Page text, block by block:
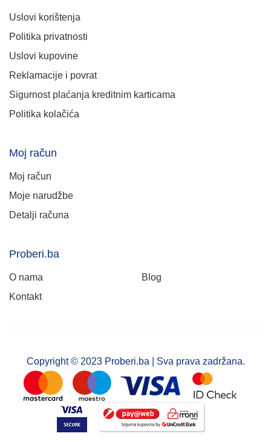
Uslovi korištenja
Politika privatnosti
Uslovi kupovine
Reklamacije i povrat
Sigurnost plaćanja kreditnim karticama
Politika kolačića
Moj račun
Moj račun
Moje narudžbe
Detalji računa
Proberi.ba
O nama
Blog
Kontakt
Copyright © 2023 Proberi.ba | Sva prava zadržana.